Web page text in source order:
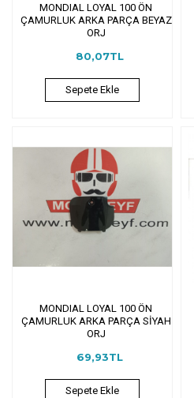
MONDIAL LOYAL 100 ÖN
ÇAMURLUK ARKA PARÇA BEYAZ
ORJ
80,07TL
Sepete Ekle
MONDIAL LOYAL 100 ÖN
ÇAMURLUK ARKA PARÇA SİYAH
ORJ
69,93TL
Sepete Ekle